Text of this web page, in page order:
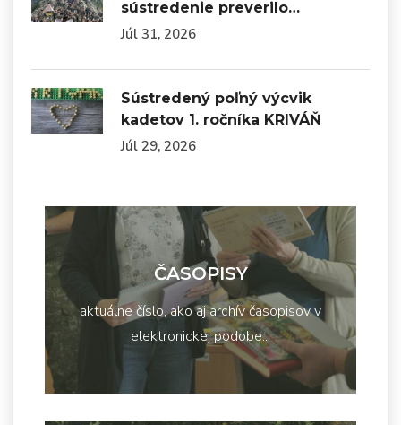
sústredenie preverilo…
Júl 31, 2026
Sústredený poľný výcvik
kadetov 1. ročníka KRIVÁŇ
Júl 29, 2026
ČASOPISY
aktuálne číslo, ako aj archív časopisov v
elektronickej podobe...